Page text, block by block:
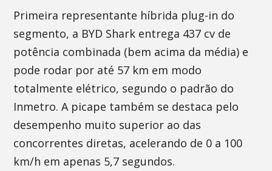
Primeira representante híbrida plug-in do
segmento, a BYD Shark entrega 437 cv de
potência combinada (bem acima da média) e
pode rodar por até 57 km em modo
totalmente elétrico, segundo o padrão do
Inmetro. A picape também se destaca pelo
desempenho muito superior ao das
concorrentes diretas, acelerando de 0 a 100
km/h em apenas 5,7 segundos.